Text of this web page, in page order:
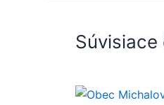
Súvisiace